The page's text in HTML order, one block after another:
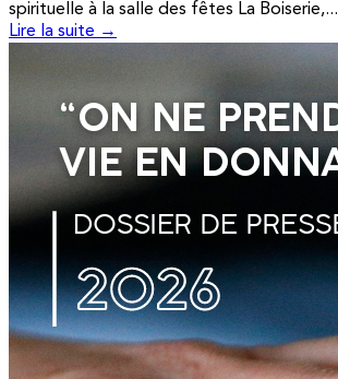
spirituelle à la salle des fêtes La Boiserie,...
Lire la suite →